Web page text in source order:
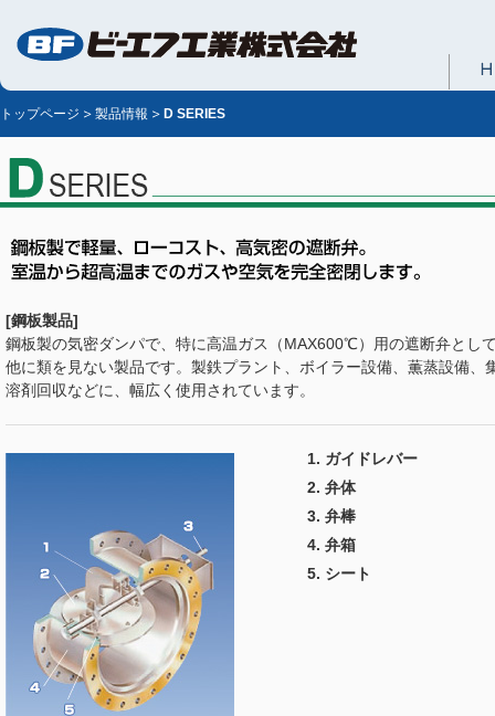
トップページ 製品情報 D SERIES
[鋼板製品]
鋼板製の気密ダンパで、特に高温ガス（MAX600℃）用の遮断弁とし
他に類を見ない製品です。製鉄プラント、ボイラー設備、薫蒸設備、
溶剤回収などに、幅広く使用されています。
ガイドレバー
弁体
弁棒
弁箱
シート